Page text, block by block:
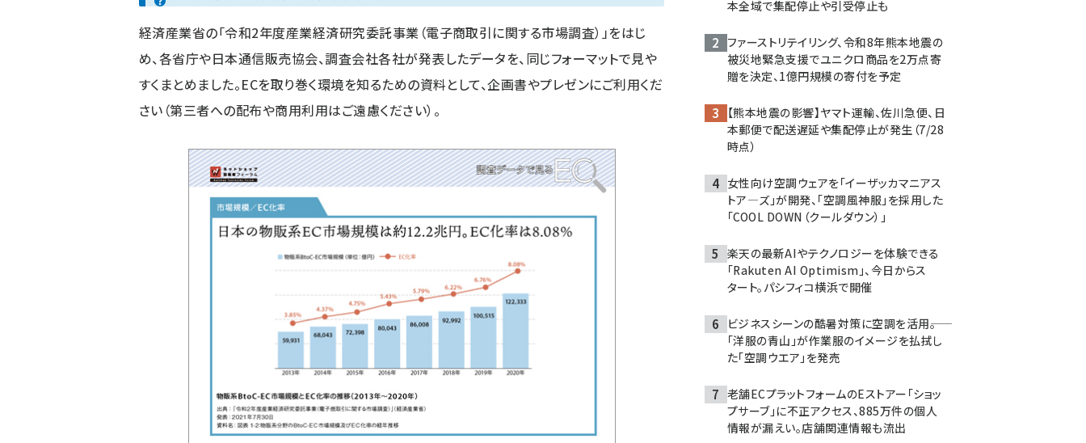
経済産業省の「令和2年度産業経済研究委託事業（電子商取引に関する市場調査）」をはじ
め、各省庁や日本通信販売協会、調査会社各社が発表したデータを、同じフォーマットで見や
すくまとめました。ECを取り巻く環境を知るための資料として、企画書やプレゼンにご利用くだ
さい（第三者への配布や商用利用はご遠慮ください）。
本全域で集配停止や引受停止も
ファーストリテイリング、令和8年熊本地震の
被災地緊急支援でユニクロ商品を2万点寄
贈を決定、1億円規模の寄付を予定
【熊本地震の影響】ヤマト運輸、佐川急便、日
本郵便で配送遅延や集配停止が発生（7/28
時点）
女性向け空調ウェアを「イーザッカマニアス
トア―ズ」が開発、「空調風神服」を採用した
「COOL DOWN（クールダウン）」
楽天の最新AIやテクノロジーを体験できる
「Rakuten AI Optimism」、今日からス
タート。パシフィコ横浜で開催
ビジネスシーンの酷暑対策に空調を活用――。
「洋服の青山」が作業服のイメージを払拭し
た「空調ウエア」を発売
老舗ECプラットフォームのEストアー「ショッ
プサーブ」に不正アクセス、885万件の個人
情報が漏えい。店舗関連情報も流出